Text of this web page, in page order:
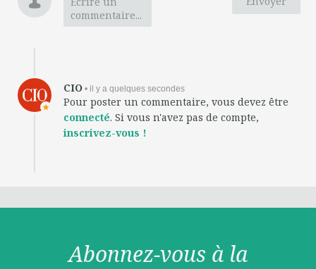
commentaire...
CIO • il y a quelques secondes
Pour poster un commentaire, vous devez être
connecté. Si vous n'avez pas de compte,
inscrivez-vous !
Abonnez-vous à la